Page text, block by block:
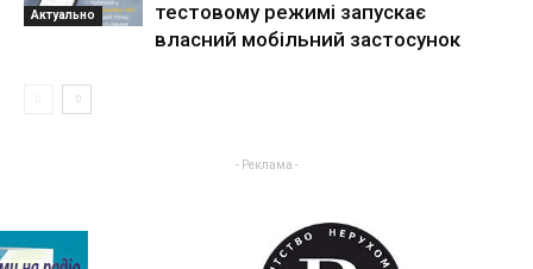
Актуально
тестовому режимі запускає
власний мобільний застосунок
- Реклама -